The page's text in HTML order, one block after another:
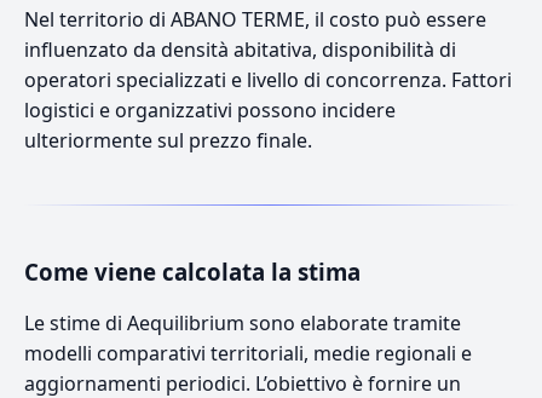
Nel territorio di ABANO TERME, il costo può essere
influenzato da densità abitativa, disponibilità di
operatori specializzati e livello di concorrenza. Fattori
logistici e organizzativi possono incidere
ulteriormente sul prezzo finale.
Come viene calcolata la stima
Le stime di Aequilibrium sono elaborate tramite
modelli comparativi territoriali, medie regionali e
aggiornamenti periodici. L’obiettivo è fornire un